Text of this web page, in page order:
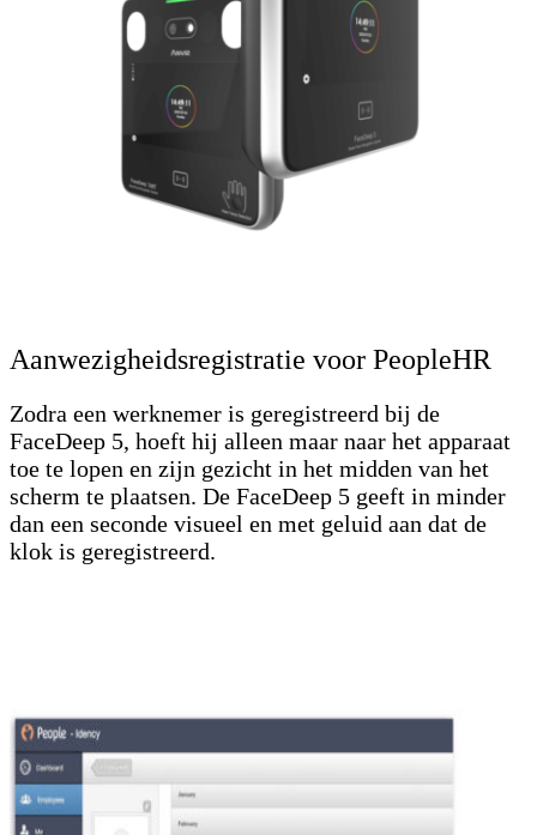
Aanwezigheidsregistratie voor PeopleHR
Zodra een werknemer is geregistreerd bij de
FaceDeep 5, hoeft hij alleen maar naar het apparaat
toe te lopen en zijn gezicht in het midden van het
scherm te plaatsen. De FaceDeep 5 geeft in minder
dan een seconde visueel en met geluid aan dat de
klok is geregistreerd.